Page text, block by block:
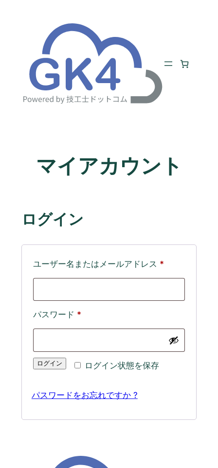
マイアカウント
ログイン
ユーザー名またはメールアドレス *必
須
パスワード *必
須
ログイン状態を保存
ログイン
パスワードをお忘れですか ?